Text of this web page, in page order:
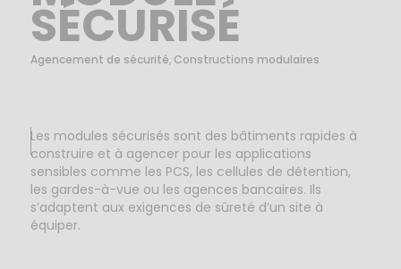
SÉCURISÉ
Agencement de sécurité, Constructions modulaires
Les modules sécurisés sont des bâtiments rapides à
construire et à agencer pour les applications
sensibles comme les PCS, les cellules de détention,
les gardes-à-vue ou les agences bancaires. Ils
s’adaptent aux exigences de sûreté d’un site à
équiper.